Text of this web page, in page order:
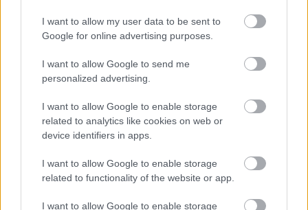
I want to allow my user data to be sent to
Google for online advertising purposes.
I want to allow Google to send me
personalized advertising.
I want to allow Google to enable storage
related to analytics like cookies on web or
device identifiers in apps.
I want to allow Google to enable storage
related to functionality of the website or app.
I want to allow Google to enable storage
Atlasz, hanyatlasz
Ironikus
Operában énekelni